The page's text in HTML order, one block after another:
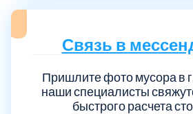
Связь в
Пришлите фото мусора в
наши специалисты
быстрого расчета
Балашиха